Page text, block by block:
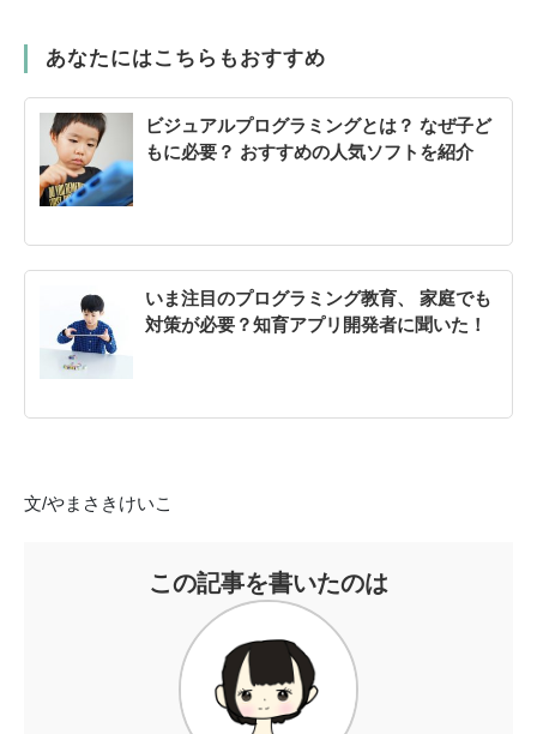
あなたにはこちらもおすすめ
ビジュアルプログラミングとは？ なぜ子ど
もに必要？ おすすめの人気ソフトを紹介
いま注目のプログラミング教育、 家庭でも
対策が必要？知育アプリ開発者に聞いた！
文/やまさきけいこ
この記事を書いたのは